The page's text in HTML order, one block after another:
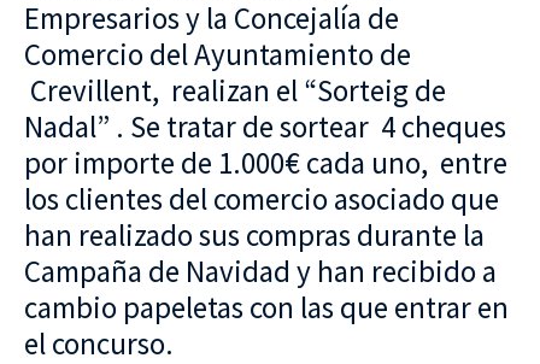
Empresarios y la Concejalía de
Comercio del Ayuntamiento de
Crevillent, realizan el “Sorteig de
Nadal” . Se tratar de sortear 4 cheques
por importe de 1.000€ cada uno, entre
los clientes del comercio asociado que
han realizado sus compras durante la
Campaña de Navidad y han recibido a
cambio papeletas con las que entrar en
el concurso.